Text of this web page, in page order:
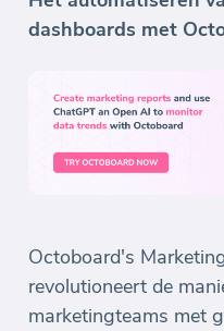
dashboards met
Octoboard's
revolutioneert de
marketingteams met